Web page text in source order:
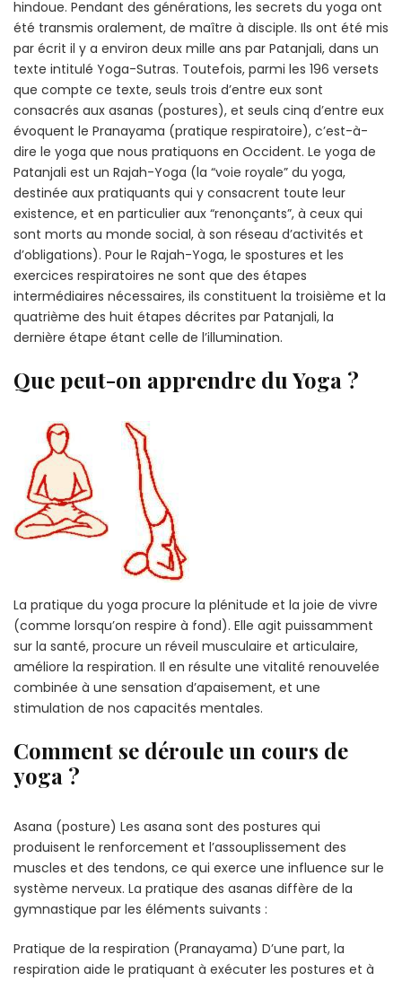
hindoue. Pendant des générations, les secrets du yoga ont
été transmis oralement, de maître à disciple. Ils ont été mis
par écrit il y a environ deux mille ans par Patanjali, dans un
texte intitulé Yoga-Sutras. Toutefois, parmi les 196 versets
que compte ce texte, seuls trois d’entre eux sont
consacrés aux asanas (postures), et seuls cinq d’entre eux
évoquent le Pranayama (pratique respiratoire), c’est-à-
dire le yoga que nous pratiquons en Occident. Le yoga de
Patanjali est un Rajah-Yoga (la “voie royale” du yoga,
destinée aux pratiquants qui y consacrent toute leur
existence, et en particulier aux “renonçants”, à ceux qui
sont morts au monde social, à son réseau d’activités et
d’obligations). Pour le Rajah-Yoga, le spostures et les
exercices respiratoires ne sont que des étapes
intermédiaires nécessaires, ils constituent la troisième et la
quatrième des huit étapes décrites par Patanjali, la
dernière étape étant celle de l’illumination.
Que peut-on apprendre du Yoga ?
La pratique du yoga procure la plénitude et la joie de vivre
(comme lorsqu’on respire à fond). Elle agit puissamment
sur la santé, procure un réveil musculaire et articulaire,
améliore la respiration. Il en résulte une vitalité renouvelée
combinée à une sensation d’apaisement, et une
stimulation de nos capacités mentales.
Comment se déroule un cours de
yoga ?
Asana (posture) Les asana sont des postures qui
produisent le renforcement et l’assouplissement des
muscles et des tendons, ce qui exerce une influence sur le
système nerveux. La pratique des asanas diffère de la
gymnastique par les éléments suivants :
Pratique de la respiration (Pranayama) D’une part, la
respiration aide le pratiquant à exécuter les postures et à